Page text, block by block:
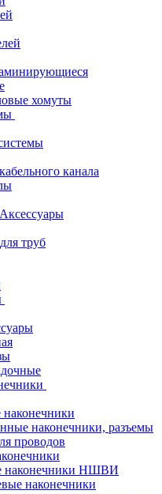
хомуты
канала
труб
наконечники, разъемы
проводов
наконечники НШВИ
наконечники